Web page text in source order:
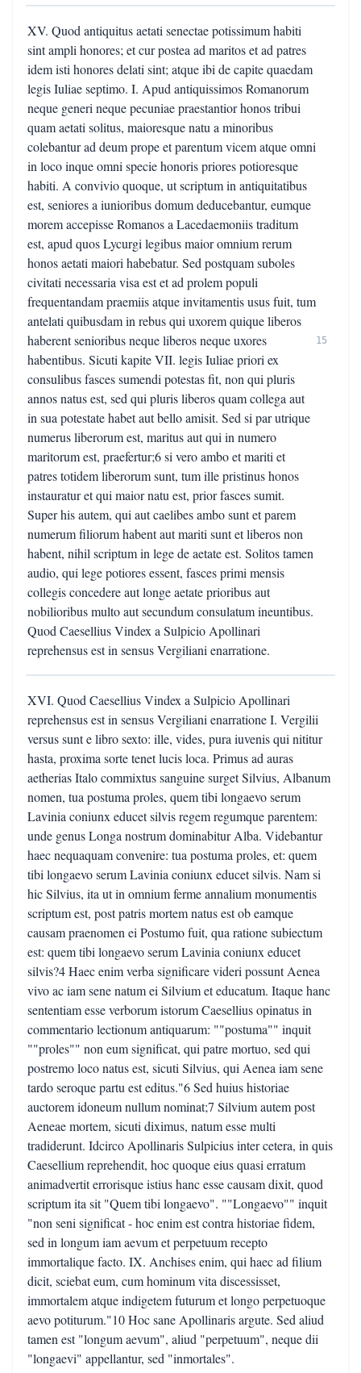
XV. Quod antiquitus aetati senectae potissimum habiti
sint ampli honores; et cur postea ad maritos et ad patres
idem isti honores delati sint; atque ibi de capite quaedam
legis Iuliae septimo. I. Apud antiquissimos Romanorum
neque generi neque pecuniae praestantior honos tribui
quam aetati solitus, maioresque natu a minoribus
colebantur ad deum prope et parentum vicem atque omni
in loco inque omni specie honoris priores potioresque
habiti. A convivio quoque, ut scriptum in antiquitatibus
est, seniores a iunioribus domum deducebantur, eumque
morem accepisse Romanos a Lacedaemoniis traditum
est, apud quos Lycurgi legibus maior omnium rerum
honos aetati maiori habebatur. Sed postquam suboles
civitati necessaria visa est et ad prolem populi
frequentandam praemiis atque invitamentis usus fuit, tum
antelati quibusdam in rebus qui uxorem quique liberos
haberent senioribus neque liberos neque uxores
habentibus. Sicuti kapite VII. legis Iuliae priori ex
consulibus fasces sumendi potestas fit, non qui pluris
annos natus est, sed qui pluris liberos quam collega aut
in sua potestate habet aut bello amisit. Sed si par utrique
numerus liberorum est, maritus aut qui in numero
maritorum est, praefertur;6 si vero ambo et mariti et
patres totidem liberorum sunt, tum ille pristinus honos
instauratur et qui maior natu est, prior fasces sumit.
Super his autem, qui aut caelibes ambo sunt et parem
numerum filiorum habent aut mariti sunt et liberos non
habent, nihil scriptum in lege de aetate est. Solitos tamen
audio, qui lege potiores essent, fasces primi mensis
collegis concedere aut longe aetate prioribus aut
nobilioribus multo aut secundum consulatum ineuntibus.
Quod Caesellius Vindex a Sulpicio Apollinari
reprehensus est in sensus Vergiliani enarratione.
15
XVI. Quod Caesellius Vindex a Sulpicio Apollinari
reprehensus est in sensus Vergiliani enarratione I. Vergilii
versus sunt e libro sexto: ille, vides, pura iuvenis qui nititur
hasta, proxima sorte tenet lucis loca. Primus ad auras
aetherias Italo commixtus sanguine surget Silvius, Albanum
nomen, tua postuma proles, quem tibi longaevo serum
Lavinia coniunx educet silvis regem regumque parentem:
unde genus Longa nostrum dominabitur Alba. Videbantur
haec nequaquam convenire: tua postuma proles, et: quem
tibi longaevo serum Lavinia coniunx educet silvis. Nam si
hic Silvius, ita ut in omnium ferme annalium monumentis
scriptum est, post patris mortem natus est ob eamque
causam praenomen ei Postumo fuit, qua ratione subiectum
est: quem tibi longaevo serum Lavinia coniunx educet
silvis?4 Haec enim verba significare videri possunt Aenea
vivo ac iam sene natum ei Silvium et educatum. Itaque hanc
sententiam esse verborum istorum Caesellius opinatus in
commentario lectionum antiquarum: ""postuma"" inquit
""proles"" non eum significat, qui patre mortuo, sed qui
postremo loco natus est, sicuti Silvius, qui Aenea iam sene
tardo seroque partu est editus."6 Sed huius historiae
auctorem idoneum nullum nominat;7 Silvium autem post
Aeneae mortem, sicuti diximus, natum esse multi
tradiderunt. Idcirco Apollinaris Sulpicius inter cetera, in quis
Caesellium reprehendit, hoc quoque eius quasi erratum
animadvertit errorisque istius hanc esse causam dixit, quod
scriptum ita sit "Quem tibi longaevo". ""Longaevo"" inquit
"non seni significat - hoc enim est contra historiae fidem,
sed in longum iam aevum et perpetuum recepto
immortalique facto. IX. Anchises enim, qui haec ad filium
dicit, sciebat eum, cum hominum vita discessisset,
immortalem atque indigetem futurum et longo perpetuoque
aevo potiturum."10 Hoc sane Apollinaris argute. Sed aliud
tamen est "longum aevum", aliud "perpetuum", neque dii
"longaevi" appellantur, sed "inmortales".